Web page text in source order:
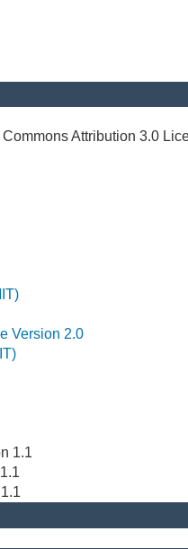
Attribution 3.0
Version 2.0
1.1